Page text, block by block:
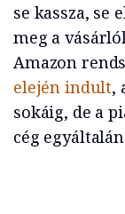
se kassza, se
meg a
Amazon
elején indult,
sokáig, de a
cég